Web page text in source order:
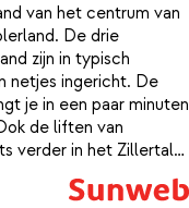
van het centrum van
De drie
zijn in typisch
netjes ingericht. De
je in een paar minuten
de liften van
verder in het Zillertal
Wil je skiën in Zell am
Zillertalbahn (trein) die